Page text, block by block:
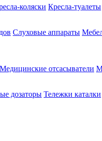
коляски Кресла-туалеты
Слуховые аппараты
Медицинские отсасыватели
дозаторы Тележки каталки